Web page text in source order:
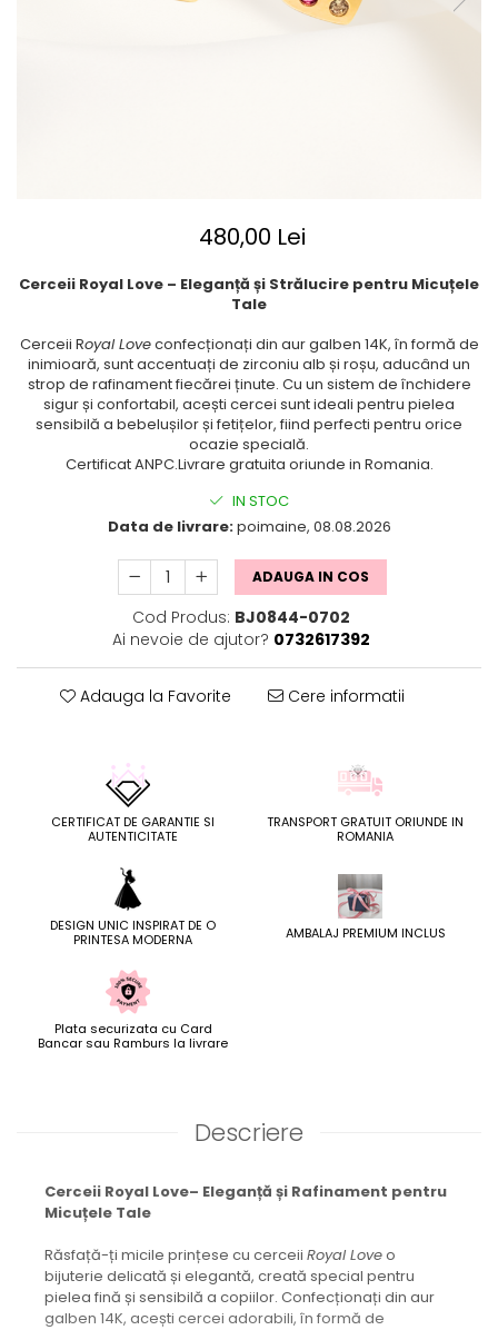
480,00 Lei
Cerceii Royal Love – Eleganță și Strălucire pentru Micuțele
Tale
Cerceii Royal Loveconfecționați din aur galben 14K, în formă de
inimioară, sunt accentuați de zirconiu alb și roșu, aducând un
strop de rafinament fiecărei ținute. Cu un sistem de închidere
sigur și confortabil, acești cercei sunt ideali pentru pielea
sensibilă a bebelușilor și fetițelor, fiind perfecti pentru orice
ocazie specială.
Certificat ANPC.Livrare gratuita oriunde in Romania.
IN STOC
Data de livrare:poimaine, 08.08.2026
ADAUGA IN COS
Cod Produs: BJ0844-0702
Ai nevoie de ajutor? 0732617392
Adauga la Favorite Cere informatii
CERTIFICAT DE GARANTIE SI
AUTENTICITATE
TRANSPORT GRATUIT ORIUNDE IN
ROMANIA
DESIGN UNIC INSPIRAT DE O
PRINTESA MODERNA
AMBALAJ PREMIUM INCLUS
Plata securizata cu Card
Bancar sau Ramburs la livrare
Descriere
Cerceii Royal Love– Eleganță și Rafinament pentru
Micuțele Tale
Răsfață-ți micile prințese cu cerceii Royal Loveo
bijuterie delicată și elegantă, creată special pentru
pielea fină și sensibilă a copiilor. Confecționați din aur
galben 14K, acești cercei adorabili, în formă de